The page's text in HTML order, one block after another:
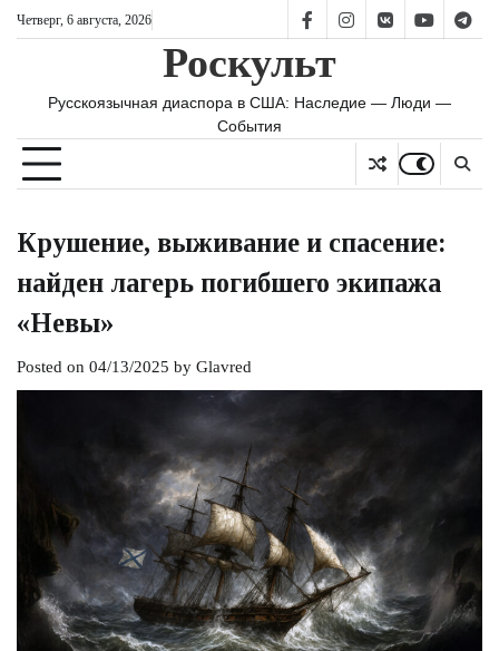
SkipЧетверг, 6 августа, 2026
FB IS vk YT TG
Роскульт
Русскоязычная диаспора в США: Наследие — Люди —
События
Крушение, выживание и спасение:
найден лагерь погибшего экипажа
«Невы»
Posted on 04/13/2025 by Glavred